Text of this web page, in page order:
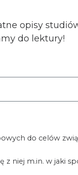
opisy
do lektury!
do celów
z niej m.in. w jaki